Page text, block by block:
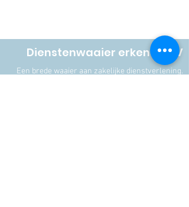
Dienstenwaaier erkende CV
Een brede waaier aan zakelijke dienstverlening.